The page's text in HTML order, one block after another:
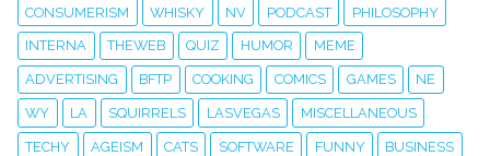
CONSUMERISM WHISKY NV PODCAST PHILOSOPHY
INTERNA THEWEB QUIZ HUMOR MEME
ADVERTISING BFTP COOKING COMICS GAMES NE
WY LA SQUIRRELS LASVEGAS MISCELLANEOUS
TECHY AGEISM CATS SOFTWARE FUNNY BUSINESS